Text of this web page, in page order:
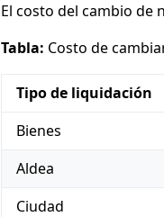
El costo del cambio de
Tabla: Costo de
Tipo de liquidación
Bienes
Aldea
Ciudad